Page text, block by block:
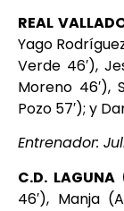
REAL
Yago
Verde 46′),
Moreno 46′),
Pozo 57′); y
Entrenador:
C.D. LAGUNA
46′), Manja